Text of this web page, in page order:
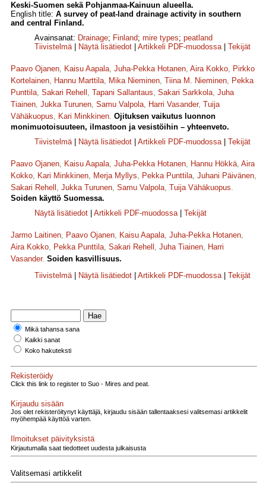
Keski-Suomen sekä Pohjanmaa-Kainuun alueella.
English title: A survey of peat-land drainage activity in southern
and central Finland.
Avainsanat: Drainage; Finland; mire types; peatland
Tiivistelmä| Näytä lisätiedot Artikkeli PDF-muodossa| Tekijät
Paavo Ojanen, Kaisu Aapala, Juha-Pekka Hotanen, Aira Kokko, Pirkko
Kortelainen, Hannu Marttila, Mika Nieminen, Tiina M. Nieminen, Pekka
Punttila, Sakari Rehell , Tapani Sallantaus, Sakari Sarkkola, Juha
Tiainen, Jukka Turunen, Samu Valpola, Harri Vasander, Tuija
Vähäkuopus, Kari Minkkinen. Ojituksen vaikutus luonnon
monimuotoisuuteen, ilmastoon ja vesistöihin – yhteenveto.
Tiivistelmä| Näytä lisätiedot Artikkeli PDF-muodossa| Tekijät
Paavo Ojanen, Kaisu Aapala, Juha-Pekka Hotanen, Hannu Hökkä, Aira
Kokko, Kari Minkkinen, Merja Myllys, Pekka Punttila, Juhani Päivänen,
Sakari Rehell , Jukka Turunen, Samu Valpola, Tuija Vähäkuopus.
Soiden käyttö Suomessa.
Näytä lisätiedot
Artikkeli PDF-muodossa| Tekijät
Jarmo Laitinen, Paavo Ojanen, Kaisu Aapala, Juha-Pekka Hotanen,
Aira Kokko, Pekka Punttila, Sakari Rehell , Juha Tiainen, Harri
Vasander. Soiden kasvillisuus.
Tiivistelmä| Näytä lisätiedot Artikkeli PDF-muodossa| Tekijät
Mikä tahansa sana
Kaikki sanat
Koko hakuteksti
Rekisteröidy
Click this link to register to Suo - Mires and peat.
Kirjaudu sisään
Jos olet rekisteröitynyt käyttäjä, kirjaudu sisään tallentaaksesi valitsemasi artikkelit
myöhempää käyttöä varten.
Ilmoitukset päivityksistä
Kirjautumalla saat tiedotteet uudesta julkaisusta
Valitsemasi artikkelit